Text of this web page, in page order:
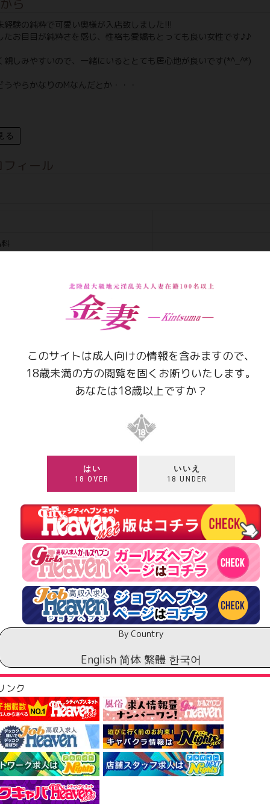
このサイトは成人向けの情報を含みますので、
18歳未満の方の閲覧を固くお断りいたします。
あなたは18歳以上ですか？
はい
18 OVER
いいえ
18 UNDER
By Country
English 简体 繁體 한국어
ンク
ら
経験の純粋で可愛い奥様が入店致しました!!!
たお目目が純粋さを感じ、性格も愛嬌もとっても良い女性です♪♪
親しみやすいので、一緒にいるととても居心地が良いです(*^_^*)
うやらかなりのMなんだとか・・・
る
フィール